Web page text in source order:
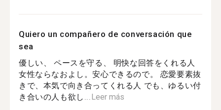
Quiero un compañero de conversación que
sea
優しい、 ペースを守る、 明快な回答をくれる人
女性ならなおよし。安心できるので。 恋愛要素抜
きで、本気で向き合ってくれる人 でも、ゆるい付
き合いの人も欲し...Leer más